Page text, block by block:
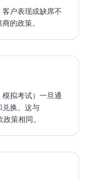
户表现或缺席不
的政策。
拟考试）一旦通
兑换。这与
策相同。